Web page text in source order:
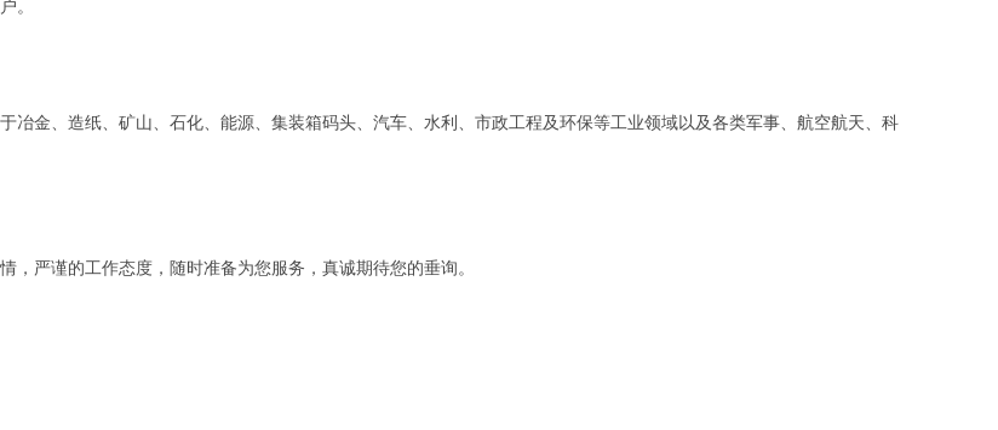
。
金、造纸、矿山、石化、能源、集装箱码头、汽车、水利、市政工程及环保等工业领域以及各类军事、航空航天、科
严谨的工作态度，随时准备为您服务，真诚期待您的垂询。